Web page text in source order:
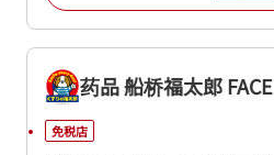
药品 船桥福太郎
免税店